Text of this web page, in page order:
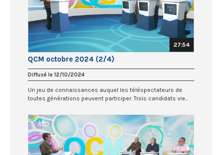
27:54
QCM octobre 2024 (2/4)
Diffusé le 12/10/2024
Un jeu de connaissances auquel les téléspectateurs de
toutes générations peuvent participer. Trois candidats vie...